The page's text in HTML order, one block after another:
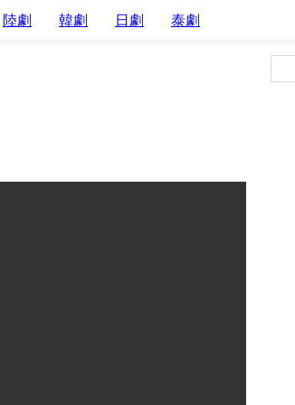
陸劇 韓劇 日劇 泰劇